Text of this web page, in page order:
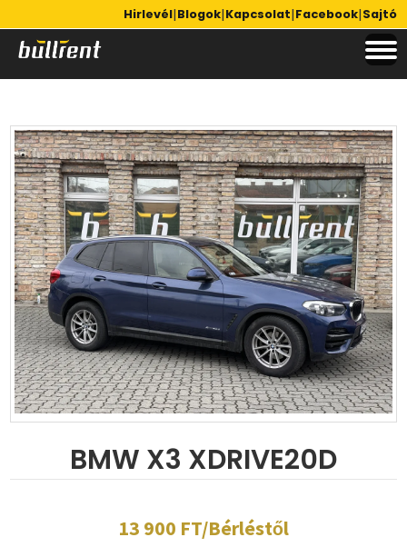
Hirlevél|Blogok|Kapcsolat|Facebook|Sajtó
BMW X3 XDRIVE20D
13 900 FT/Bérléstől